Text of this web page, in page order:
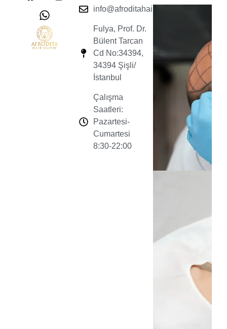
info@afroditahairclinic.com
Fulya, Prof. Dr.
Bülent Tarcan
Cd No:34394,
34394 Şişli/
İstanbul
Çalışma
Saatleri:
Pazartesi-
Cumartesi
8:30-22:00